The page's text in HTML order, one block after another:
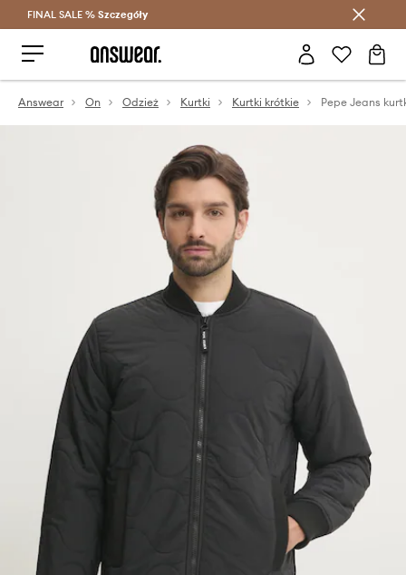
Oszczędzaj z Answear Club >
FINAL SALE % Szczegóły
Answear On Odzież Kurtki Kurtki krótkie Pepe Jeans